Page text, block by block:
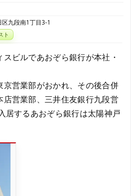
九段南1丁目3-1
ト
ビルであおぞら銀行が本社・
営業部がおかれ、その後合併
店営業部、三井住友銀行九段営
居するあおぞら銀行は太陽神戸